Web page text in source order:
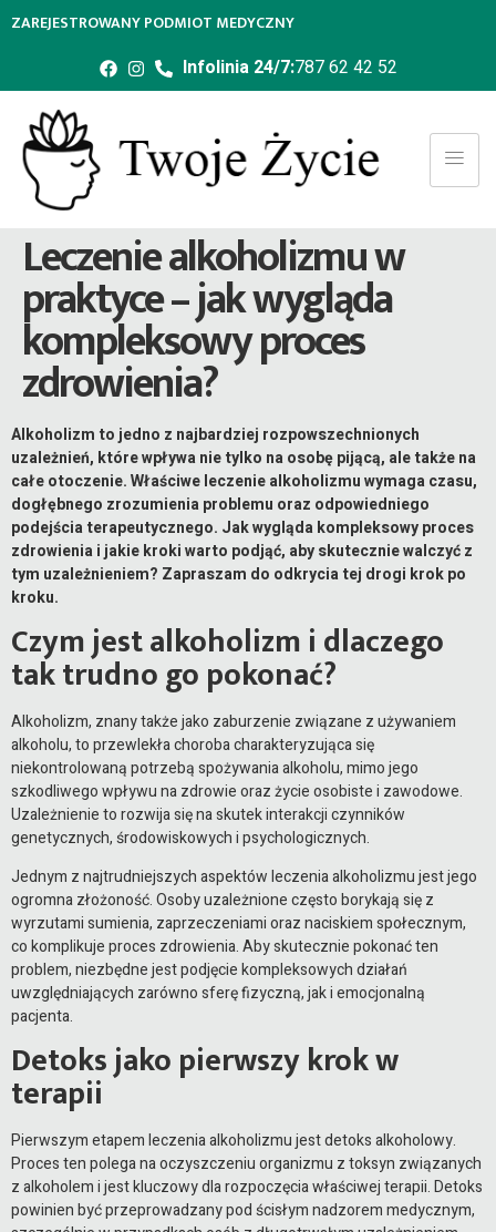
ZAREJESTROWANY PODMIOT MEDYCZNY
Infolinia 24/7:787 62 42 52
Leczenie alkoholizmu w
praktyce – jak wygląda
kompleksowy proces
zdrowienia?
Alkoholizm to jedno z najbardziej rozpowszechnionych
uzależnień, które wpływa nie tylko na osobę pijącą, ale także na
całe otoczenie. Właściwe leczenie alkoholizmu wymaga czasu,
dogłębnego zrozumienia problemu oraz odpowiedniego
podejścia terapeutycznego. Jak wygląda kompleksowy proces
zdrowienia i jakie kroki warto podjąć, aby skutecznie walczyć z
tym uzależnieniem? Zapraszam do odkrycia tej drogi krok po
kroku.
Czym jest alkoholizm i dlaczego
tak trudno go pokonać?
Alkoholizm, znany także jako zaburzenie związane z używaniem
alkoholu, to przewlekła choroba charakteryzująca się
niekontrolowaną potrzebą spożywania alkoholu, mimo jego
szkodliwego wpływu na zdrowie oraz życie osobiste i zawodowe.
Uzależnienie to rozwija się na skutek interakcji czynników
genetycznych, środowiskowych i psychologicznych.
Jednym z najtrudniejszych aspektów leczenia alkoholizmu jest jego
ogromna złożoność. Osoby uzależnione często borykają się z
wyrzutami sumienia, zaprzeczeniami oraz naciskiem społecznym,
co komplikuje proces zdrowienia. Aby skutecznie pokonać ten
problem, niezbędne jest podjęcie kompleksowych działań
uwzględniających zarówno sferę fizyczną, jak i emocjonalną
pacjenta.
Detoks jako pierwszy krok w
terapii
Pierwszym etapem leczenia alkoholizmu jest detoks alkoholowy.
Proces ten polega na oczyszczeniu organizmu z toksyn związanych
z alkoholem i jest kluczowy dla rozpoczęcia właściwej terapii. Detoks
powinien być przeprowadzany pod ścisłym nadzorem medycznym,